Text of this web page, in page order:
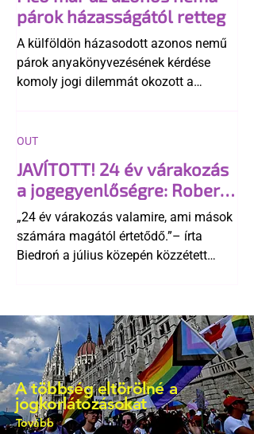
párok házasságától retteg
A külföldön házasodott azonos nemű
párok anyakönyvezésének kérdése
komoly jogi dilemmát okozott a
egyértelműen tiltja a házasságuk
elismerését. Közben az ellenzéken belül
is vita robbant ki arról, hogy vissza
kellene-e vonni a kormány konzervatív
alkotmánymódosítását
JAVÍTOTT! 24 év várakozás
a jogegyenlőségre: Robert
Biedroń megindító üzenete
a lengyel bejegyzett
élettársi kapcsolatokért
„24 év várakozás valamire, ami mások
számára magától értetődő.”– írta
Biedroń a július közepén közzétett
OUT
A többség eltörölné a
jogkorlátozásokat
Tovább